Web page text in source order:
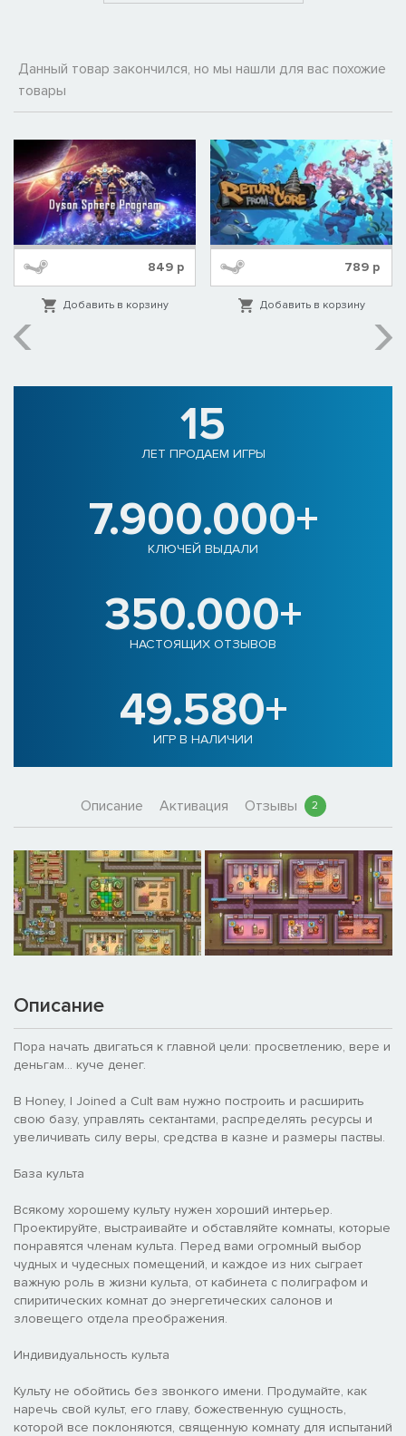
Данный товар закончился, но мы нашли для вас похожие
товары
849р
Добавить в корзину
789 р
Добавить в корзину
15
ЛЕТ ПРОДАЕМ ИГРЫ
7.900.000+
КЛЮЧЕЙ ВЫДАЛИ
350.000+
НАСТОЯЩИХ ОТЗЫВОВ
49.580+
ИГР В НАЛИЧИИ
Описание Активация Отзывы 2
Описание
Пора начать двигаться к главной цели: просветлению, вере и
деньгам... куче денег.
В Honey, I Joined a Cult вам нужно построить и расширить
свою базу, управлять сектантами, распределять ресурсы и
увеличивать силу веры, средства в казне и размеры паствы.
База культа
Всякому хорошему культу нужен хороший интерьер.
Проектируйте, выстраивайте и обставляйте комнаты, которые
понравятся членам культа. Перед вами огромный выбор
чудных и чудесных помещений, и каждое из них сыграет
важную роль в жизни культа, от кабинета с полиграфом и
спиритических комнат до энергетических салонов и
зловещего отдела преображения.
Индивидуальность культа
Культу не обойтись без звонкого имени. Продумайте, как
наречь свой культ, его главу, божественную сущность,
которой все поклоняются, священную комнату для испытаний